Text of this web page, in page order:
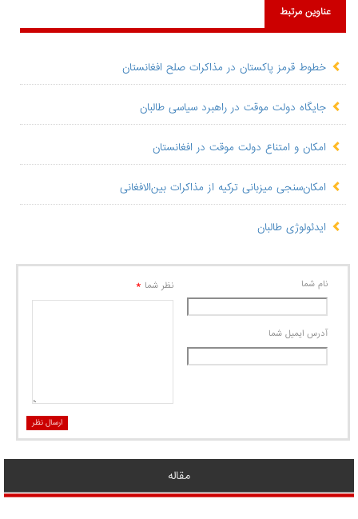
عناوین مرتبط
خطوط قرمز پاکستان در مذاکرات صلح افغانستان
جایگاه دولت موقت در راهبرد سیاسی طالبان
امکان و امتناع دولت موقت در افغانستان
امکان‌سنجی میزبانی ترکیه از مذاکرات بین‌الافغانی
ایدئولوژی طالبان
نام شما
آدرس ايميل شما
نظر شما *
ارسال نظر
مقاله